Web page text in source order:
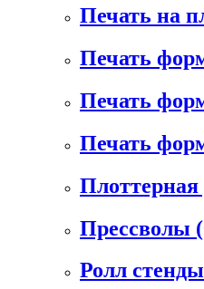
Печать на
Печать
Печать
Печать
Плоттерная
Прессволы
Ролл стенды